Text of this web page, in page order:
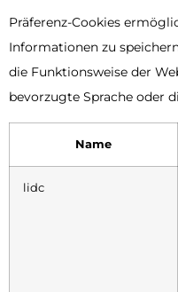
Präferenz-Cookies
Informationen zu
die Funktionsweise der
bevorzugte Sprache oder
Name
lidc